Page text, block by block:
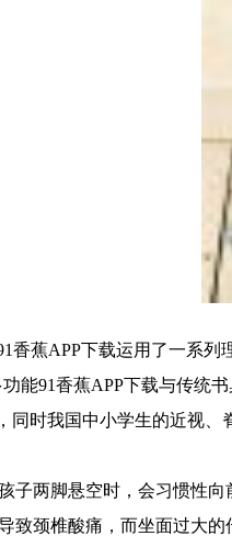
APP下载运用了一系列理论
。多功能91香蕉APP下载与传
同时我国中小学生的近视
两脚悬空时，会习惯性向
颈椎酸痛，而坐面过大的